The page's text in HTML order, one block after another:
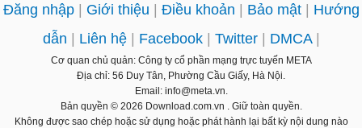
Đăng nhập Giới thiệu Điều khoản Bảo mật
Hướng
dẫn
Liên hệ Facebook Twitter DMCA
Cơ quan chủ quản: Công ty cổ phần mạng trực tuyến META
Địa chỉ: 56 Duy Tân, Phường Cầu Giấy, Hà Nội.
Email: info@meta.vn.
Bản quyền © 2026 Download.com.vn
. Giữ toàn quyền.
Không được sao chép hoặc sử dụng hoặc phát hành lại bất kỳ nội dung nào